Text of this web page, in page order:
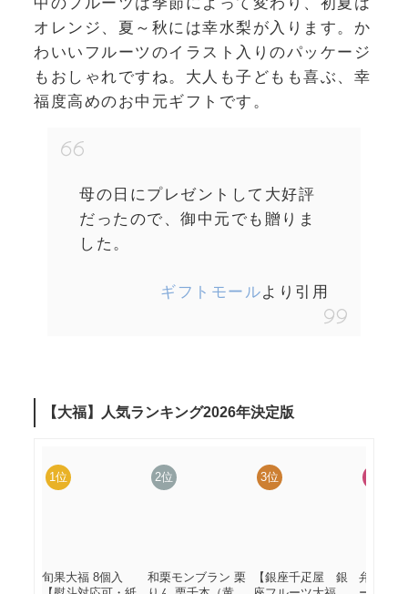
オレンジ、夏～秋には幸水梨が入ります。か
わいいフルーツのイラスト入りのパッケージ
もおしゃれですね。大人も子どもも喜ぶ、幸
福度高めのお中元ギフトです。
母の日にプレゼントして大好評
だったので、御中元でも贈りま
した。
ギフトモールより引用